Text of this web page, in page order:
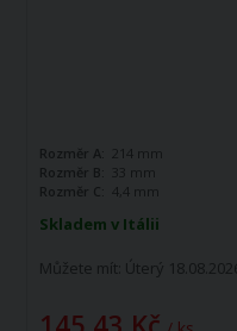
Skladem v Itálii
Můžete mít: Úterý 18.08.2026
145,43 Kč
Rozměr A:
214 mm
Rozměr B:
33 mm
Rozměr C:
4,4 mm